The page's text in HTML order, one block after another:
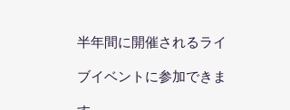
半年間に開催されるライ
ブイベントに参加できま